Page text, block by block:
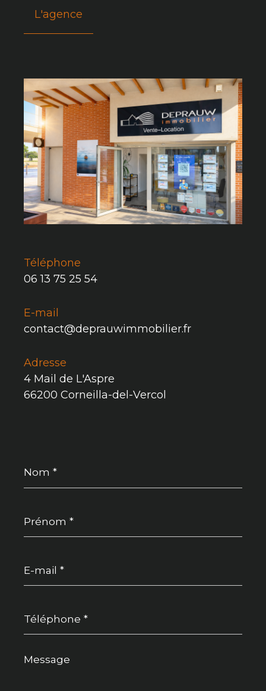
L'agence
Téléphone
06 13 75 25 54
E-mail
contact@deprauwimmobilier.fr
Adresse
4 Mail de L'Aspre
66200 Corneilla-del-Vercol
*
*
mail
*
*
Message
*